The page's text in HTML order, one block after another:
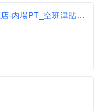
★一頭班★貳樓餐廳桃園台茂店-內場PT_空班津貼另計